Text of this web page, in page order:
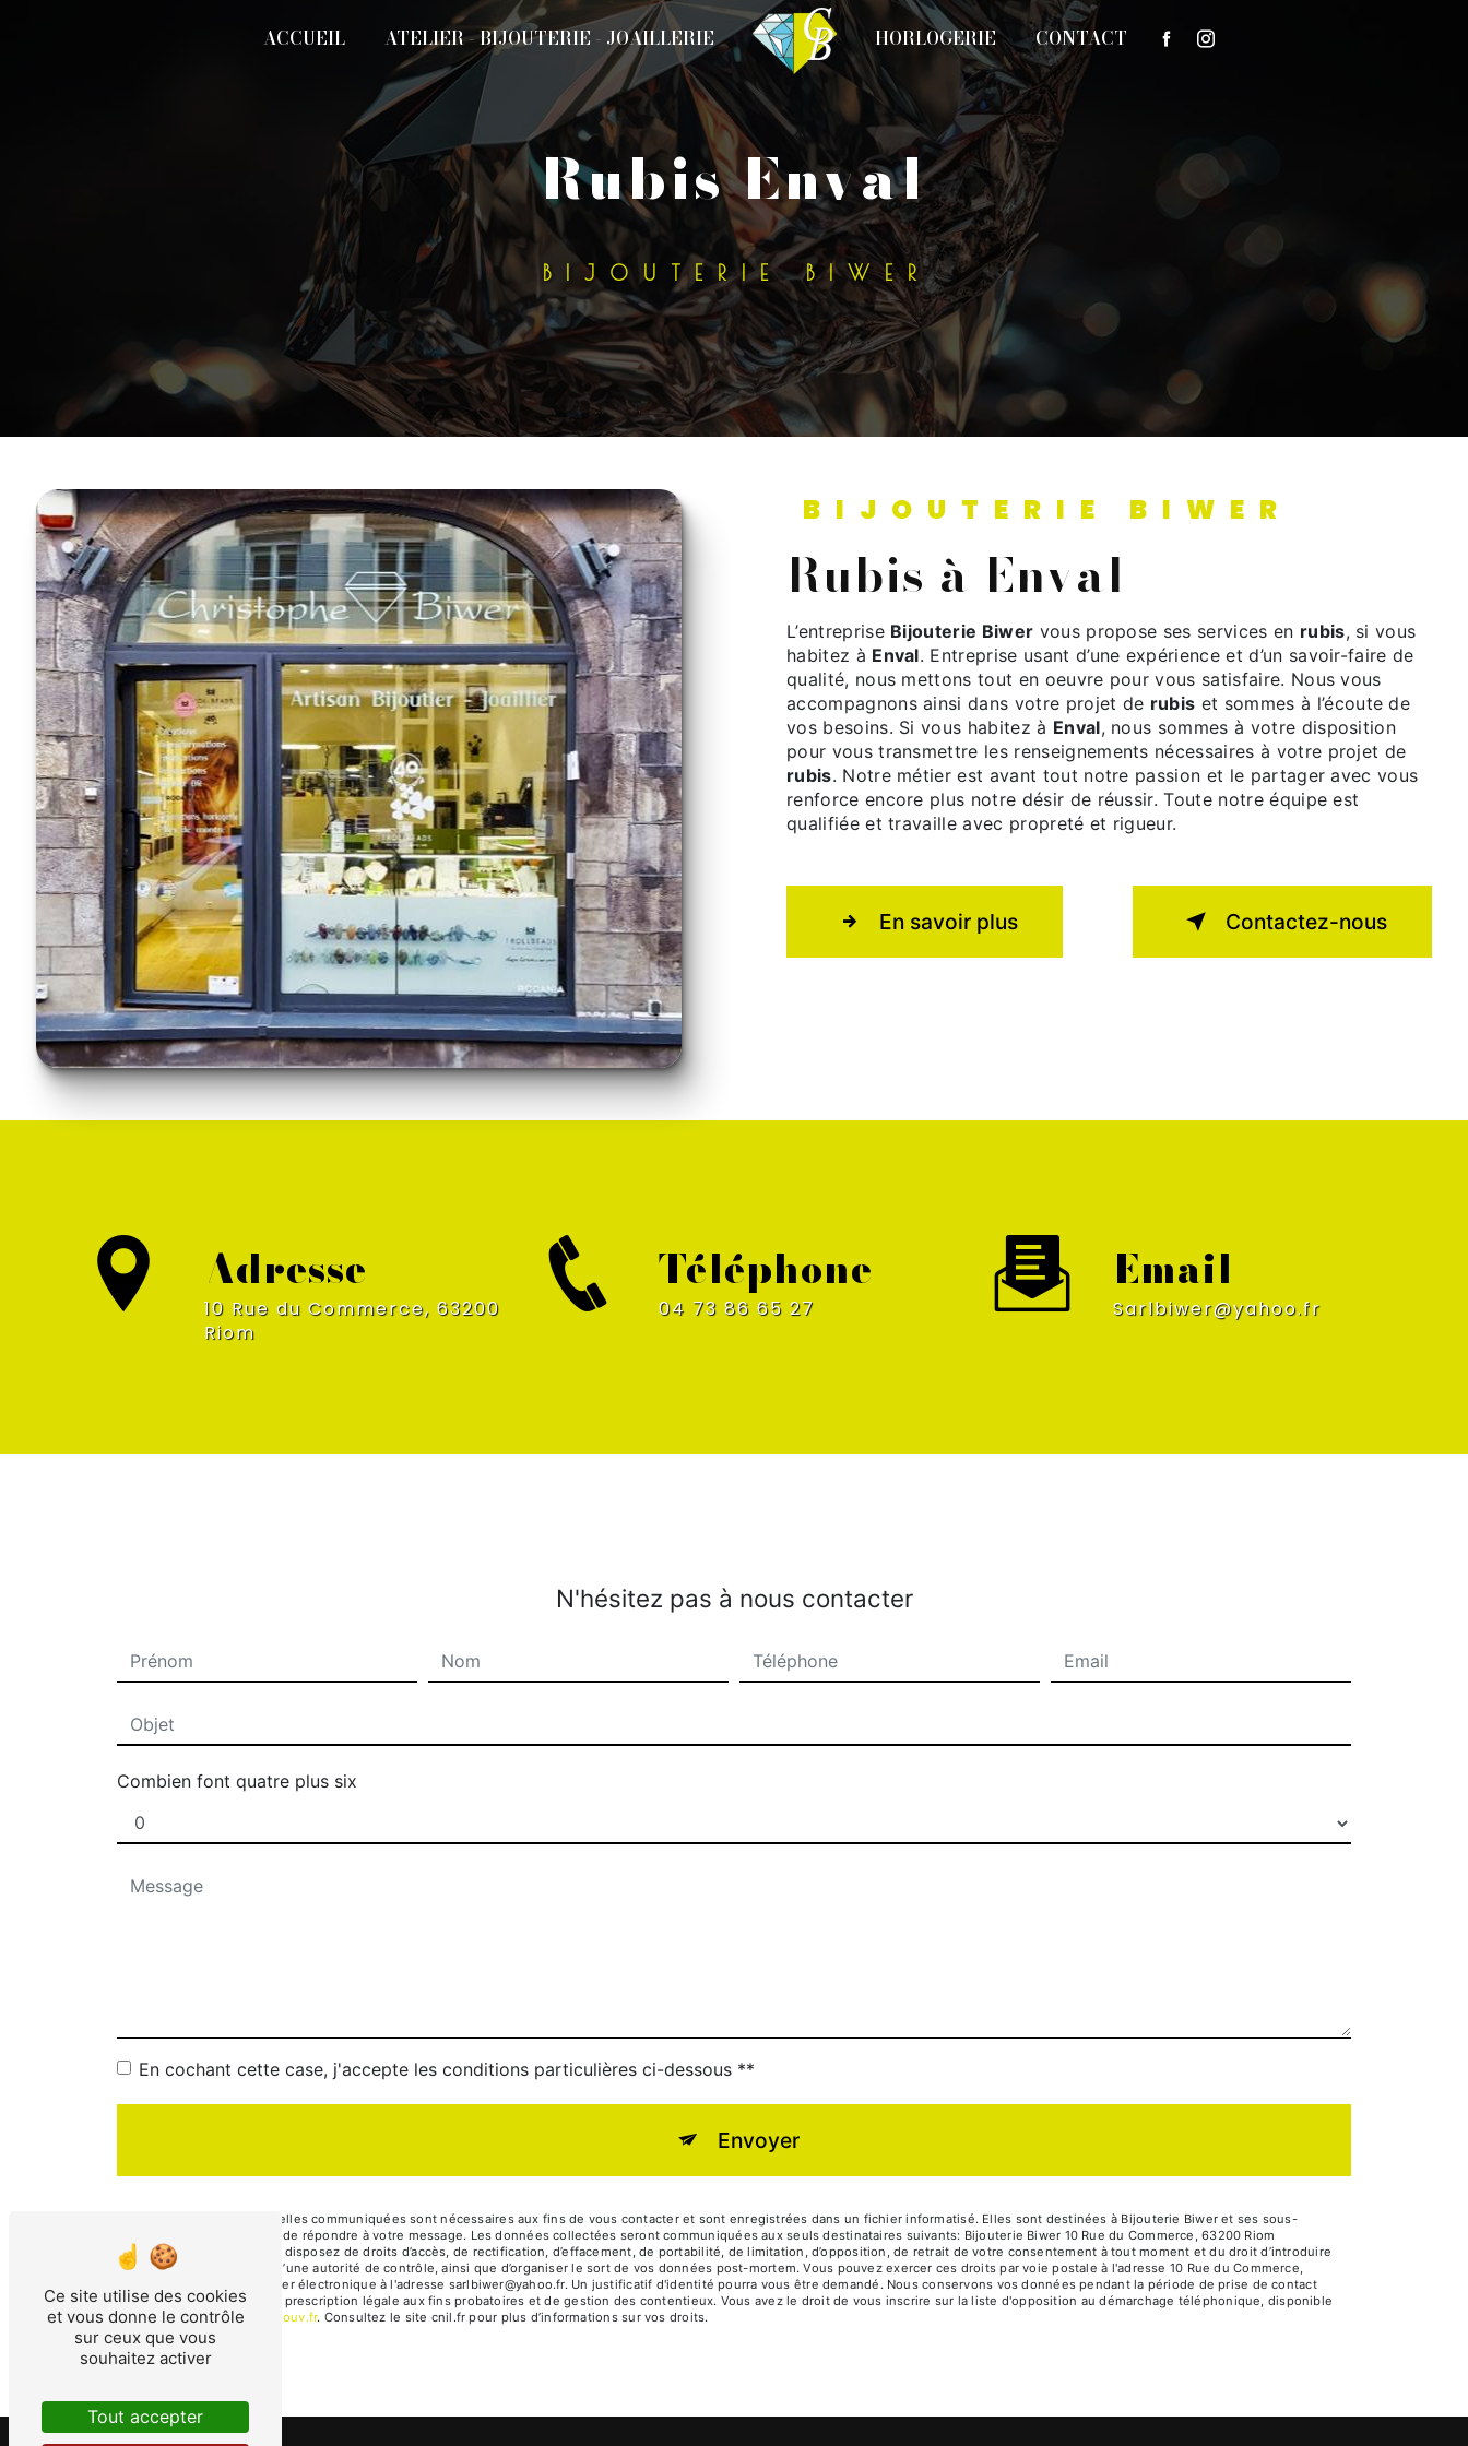
ACCUEIL ATELIER - BIJOUTERIE - JOAILLERIE HORLOGERIE CONTACT
rubis Enval
BIJOUTERIE BIWER
BIJOUTERIE BIWER
rubis à Enval
L’entreprise Bijouterie Biwer vous propose ses services en rubis, si vous
habitez à Enval. Entreprise usant d’une expérience et d’un savoir-faire de
qualité, nous mettons tout en oeuvre pour vous satisfaire. Nous vous
accompagnons ainsi dans votre projet de rubis et sommes à l’écoute de
vos besoins. Si vous habitez à Enval, nous sommes à votre disposition
pour vous transmettre les renseignements nécessaires à votre projet de
rubis. Notre métier est avant tout notre passion et le partager avec vous
renforce encore plus notre désir de réussir. Toute notre équipe est
qualifiée et travaille avec propreté et rigueur.
En savoir plus Contactez-nous
Adresse
10 Rue du Commerce, 63200
Riom
Téléphone
04 73 86 65 27
Email
sarlbiwer@yahoo.fr
N'hésitez pas à nous contacter
Combien font quatre plus six
En cochant cette case, j'accepte les conditions particulières ci-dessous **
Envoyer
** Les données personnelles communiquées sont nécessaires aux fins de vous contacter et sont enregistrées dans un fichier informatisé. Elles sont destinées à Bijouterie Biwer et ses sous-
traitants dans le seul but de répondre à votre message. Les données collectées seront communiquées aux seuls destinataires suivants: Bijouterie Biwer 10 Rue du Commerce, 63200 Riom
sarlbiwer@yahoo.fr. Vous disposez de droits d’accès, de rectification, d’effacement, de portabilité, de limitation, d’opposition, de retrait de votre consentement à tout moment et du droit d’introduire
une réclamation auprès d’une autorité de contrôle, ainsi que d’organiser le sort de vos données post-mortem. Vous pouvez exercer ces droits par voie postale à l'adresse 10 Rue du Commerce,
63200 Riom ou par courrier électronique à l'adresse sarlbiwer@yahoo.fr. Un justificatif d'identité pourra vous être demandé. Nous conservons vos données pendant la période de prise de contact
puis pendant la durée de prescription légale aux fins probatoires et de gestion des contentieux. Vous avez le droit de vous inscrire sur la liste d'opposition au démarchage téléphonique, disponible
à cette adresse: Bloctel.gouv.fr. Consultez le site cnil.fr pour plus d’informations sur vos droits.
Ce site utilise des cookies
et vous donne le contrôle
sur ceux que vous
souhaitez activer
Tout accepter